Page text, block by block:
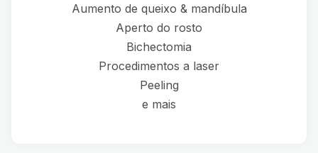
Aumento de queixo & mandíbula
Aperto do rosto
Bichectomia
Procedimentos a laser
Peeling
e mais